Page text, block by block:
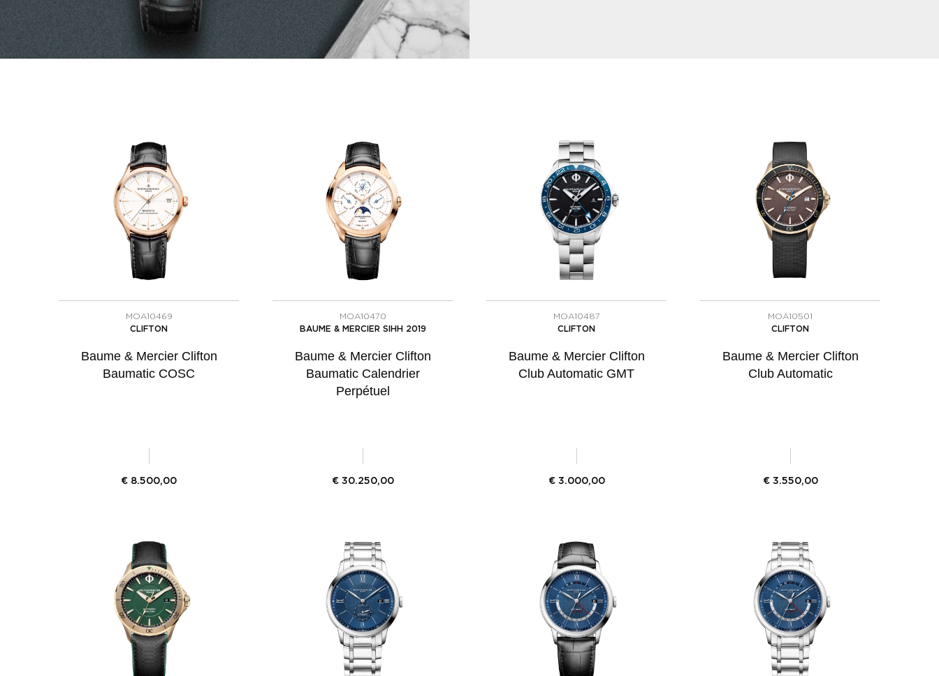
MOA10469
CLIFTON
Baume & Mercier Clifton
Baumatic COSC
€ 8.500,00
MOA10470
BAUME & MERCIER SIHH 2019
Baume & Mercier Clifton
Baumatic Calendrier
Perpétuel
€ 30.250,00
MOA10487
CLIFTON
Baume & Mercier Clifton
Club Automatic GMT
€ 3.000,00
MOA10501
CLIFTON
Baume & Mercier Clifton
Club Automatic
€ 3.550,00